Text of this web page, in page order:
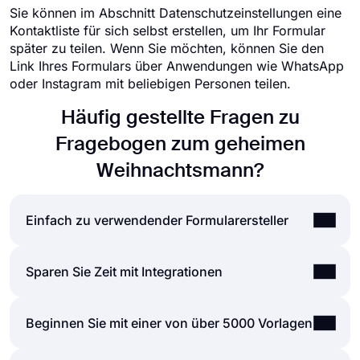
Sie können im Abschnitt Datenschutzeinstellungen eine
Kontaktliste für sich selbst erstellen, um Ihr Formular
später zu teilen. Wenn Sie möchten, können Sie den
Link Ihres Formulars über Anwendungen wie WhatsApp
oder Instagram mit beliebigen Personen teilen.
Häufig gestellte Fragen zu
Fragebogen zum geheimen
Weihnachtsmann?
Einfach zu verwendender Formularersteller
Das Erstellen von Online-Formularen und
einfach Formulare oder Umfragen erstellen und die
Sparen Sie Zeit mit Integrationen
Formulare und Umfragen, die auf forms.app
Beginnen Sie mit einer von über 5000 Vorlagen